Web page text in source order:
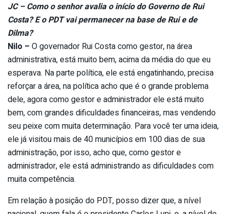
JC – Como o senhor avalia o início do Governo de Rui
Costa? E o PDT vai permanecer na base de Rui e de
Dilma?
Nilo – O governador Rui Costa como gestor, na área
administrativa, está muito bem, acima da média do que eu
esperava. Na parte política, ele está engatinhando, precisa
reforçar a área, na política acho que é o grande problema
dele, agora como gestor e administrador ele está muito
bem, com grandes dificuldades financeiras, mas vendendo
seu peixe com muita determinação. Para você ter uma ideia,
ele já visitou mais de 40 municípios em 100 dias de sua
administração, por isso, acho que, como gestor e
administrador, ele está administrando as dificuldades com
muita competência.
Em relação à posição do PDT, posso dizer que, a nível